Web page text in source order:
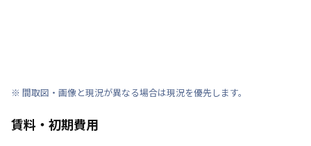
※ 間取図・画像と現況が異なる場合は現況を優先します。
賃料・初期費用